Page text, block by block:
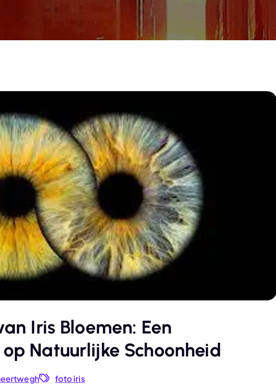
Iris Bloemen: Een
Natuurlijke Schoonheid
foto iris